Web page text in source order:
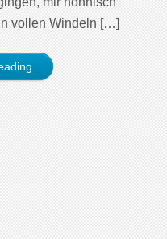
vollen Windeln […]